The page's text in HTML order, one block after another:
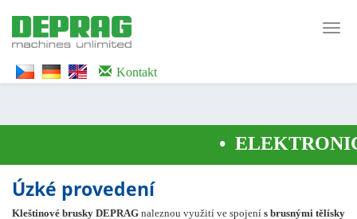
WTG9QS7C" height="0" width="0" style="display:none;visibility:hidden">
</iframe></noscript>
Kontakt
•
Úzké provedení
Kleštinové brusky DEPRAG naleznou využití ve spojení s brusnými tělísky